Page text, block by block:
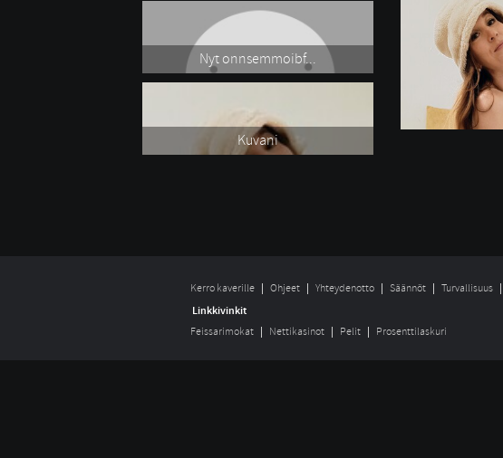
Nyt onnsemmoibf...
Kuvani
Kerro kaverille Ohjeet Yhteydenotto Säännöt Turvallisuus
Linkkivinkit
Feissarimokat Nettikasinot Pelit Prosenttilaskuri